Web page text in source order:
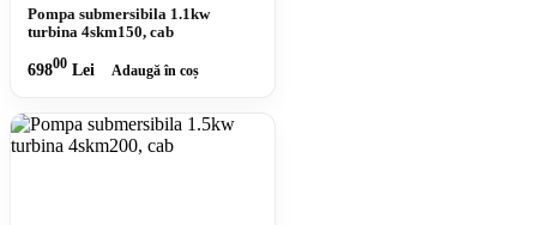
Pompa submersibila 1.1kw
turbina 4skm150, cab
69800 Lei Adaugă în coș